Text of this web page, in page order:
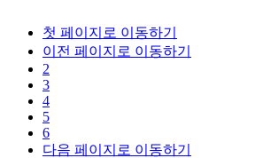
첫 페이지로 이동하기
이전 페이지로 이동하기
2
3
4
5
6
다음 페이지로 이동하기